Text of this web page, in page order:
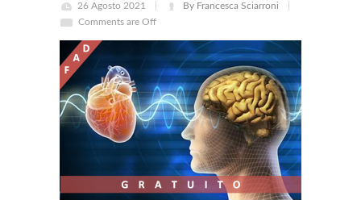
26 Agosto 2021
By Francesca Sciarroni
Comments are Off